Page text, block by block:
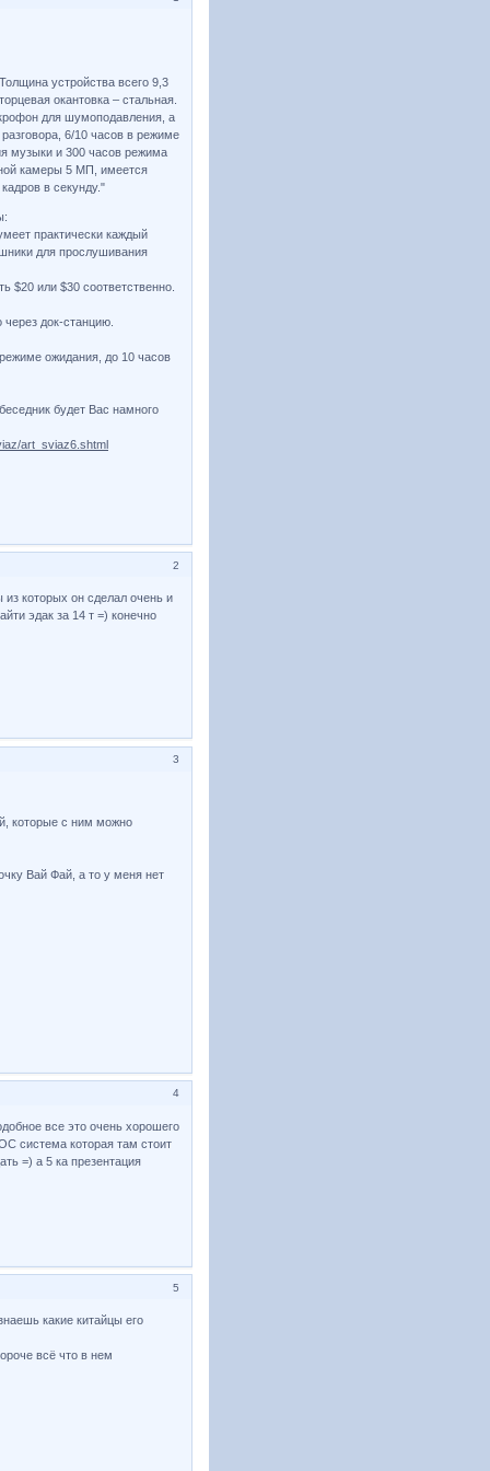
устройства всего 9,3
окантовка – стальная.
для шумоподавления, а
6/10 часов в режиме
музыки и 300 часов режима
камеры 5 МП, имеется
в секунду."
практически каждый
для прослушивания
$20 или $30 соответственно.
док-станцию.
ожидания, до 10 часов
будет Вас намного
art_sviaz6.shtml
2
из которых он сделал очень и
эдак за 14 т =) конечно
3
которые с ним можно
Вай Фай, а то у меня нет
4
все это очень хорошего
система которая там стоит
=) а 5 ка презентация
5
какие китайцы его
всё что в нем